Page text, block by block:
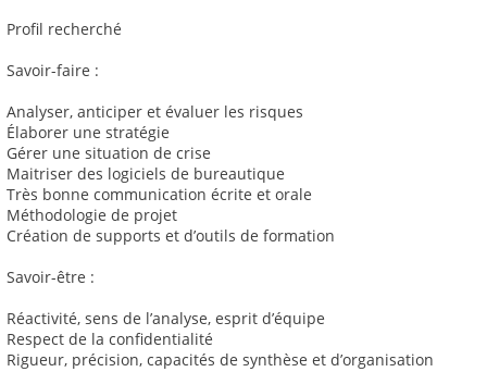
Profil recherché
Savoir-faire :
Analyser, anticiper et évaluer les risques
Élaborer une stratégie
Gérer une situation de crise
Maitriser des logiciels de bureautique
Très bonne communication écrite et orale
Méthodologie de projet
Création de supports et d’outils de formation
Savoir-être :
Réactivité, sens de l’analyse, esprit d’équipe
Respect de la confidentialité
Rigueur, précision, capacités de synthèse et d’organisation